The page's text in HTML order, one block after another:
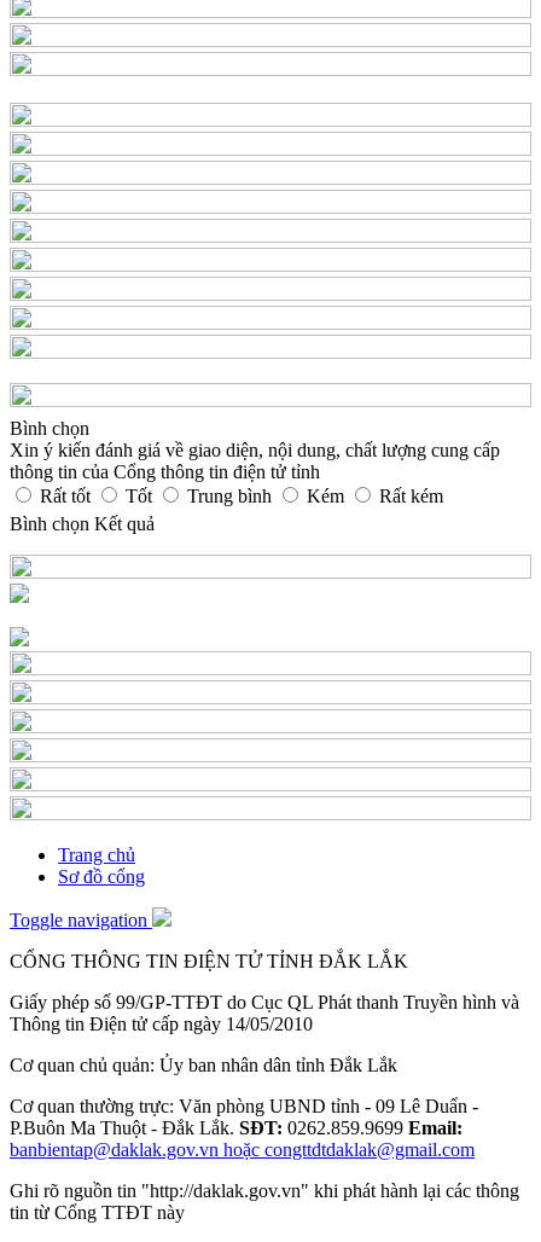
Bình chọn
Xin ý kiến đánh giá về giao diện, nội dung, chất lượng cung cấp
thông tin của Cổng thông tin điện tử tỉnh
Rất tốt
Tốt Trung bình Kém
Rất kém
Bình chọn Kết quả
Trang chủ
Sơ đồ cổng
Toggle navigation
CỔNG THÔNG TIN ĐIỆN TỬ TỈNH ĐẮK LẮK
Giấy phép số 99/GP-TTĐT do Cục QL Phát thanh Truyền hình và
Thông tin Điện tử cấp ngày 14/05/2010
Cơ quan chủ quản: Ủy ban nhân dân tỉnh Đắk Lắk
Cơ quan thường trực: Văn phòng UBND tỉnh - 09 Lê Duẩn -
P.Buôn Ma Thuột - Đắk Lắk. SĐT: 0262.859.9699 Email:
banbientap@daklak.gov.vn hoặc congttdtdaklak@gmail.com
Ghi rõ nguồn tin "http://daklak.gov.vn" khi phát hành lại các thông
tin từ Cổng TTĐT này